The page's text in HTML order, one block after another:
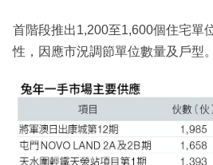
首階段推出1,200至1,600個住宅單
性，因應市況調節單位數量及戶型。